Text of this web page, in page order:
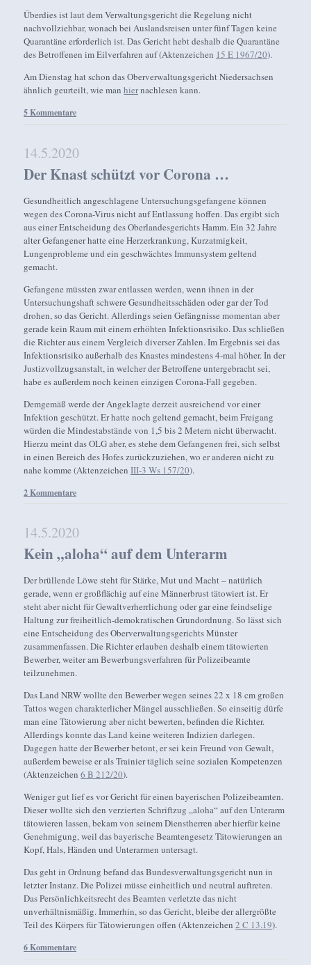
Überdies ist laut dem Verwaltungsgericht die Regelung nicht
nachvollziehbar, wonach bei Auslandsreisen unter fünf Tagen keine
Quarantäne erforderlich ist. Das Gericht hebt deshalb die Quarantäne
des Betroffenen im Eilverfahren auf (Aktenzeichen 15 E 1967/20).
Am Dienstag hat schon das Oberverwaltungsgericht Niedersachsen
ähnlich geurteilt, wie manhiernachlesen kann.
5 Kommentare
14.5.2020
Der Knast schützt vor Corona …
Gesundheitlich angeschlagene Untersuchungsgefangene können
wegen des Corona-Virus nicht auf Entlassung hoffen. Das ergibt sich
aus einer Entscheidung des Oberlandesgerichts Hamm. Ein 32 Jahre
alter Gefangener hatte eine Herzerkrankung, Kurzatmigkeit,
Lungenprobleme und ein geschwächtes Immunsystem geltend
gemacht.
Gefangene müssten zwar entlassen werden, wenn ihnen in der
Untersuchungshaft schwere Gesundheitsschäden oder gar der Tod
drohen, so das Gericht. Allerdings seien Gefängnisse momentan aber
gerade kein Raum mit einem erhöhten Infektionsrisiko. Das schließen
die Richter aus einem Vergleich diverser Zahlen. Im Ergebnis sei das
Infektionsrisiko außerhalb des Knastes mindestens 4-mal höher. In der
Justizvollzugsanstalt, in welcher der Betroffene untergebracht sei,
habe es außerdem noch keinen einzigen Corona-Fall gegeben.
Demgemäß werde der Angeklagte derzeit ausreichend vor einer
Infektion geschützt. Er hatte noch geltend gemacht, beim Freigang
würden die Mindestabstände von 1,5 bis 2 Metern nicht überwacht.
Hierzu meint das OLG aber, es stehe dem Gefangenen frei, sich selbst
in einen Bereich des Hofes zurückzuziehen, wo er anderen nicht zu
nahe komme (AktenzeichenIII-3 Ws 157/20).
2 Kommentare
14.5.2020
Kein „aloha“ auf dem Unterarm
Der brüllende Löwe steht für Stärke, Mut und Macht – natürlich
gerade, wenn er großflächig auf eine Männerbrust tätowiert ist. Er
steht aber nicht für Gewaltverherrlichung oder gar eine feindselige
Haltung zur freiheitlich-demokratischen Grundordnung. So lässt sich
eine Entscheidung des Oberverwaltungsgerichts Münster
zusammenfassen. Die Richter erlauben deshalb einem tätowierten
Bewerber, weiter am Bewerbungsverfahren für Polizeibeamte
teilzunehmen.
Das Land NRW wollte den Bewerber wegen seines 22 x 18 cm großen
Tattos wegen charakterlicher Mängel ausschließen. So einseitig dürfe
man eine Tätowierung aber nicht bewerten, befinden die Richter.
Allerdings konnte das Land keine weiteren Indizien darlegen.
Dagegen hatte der Bewerber betont, er sei kein Freund von Gewalt,
außerdem beweise er als Trainier täglich seine sozialen Kompetenzen
(Aktenzeichen6 B 212/20).
Weniger gut lief es vor Gericht für einen bayerischen Polizeibeamten.
Dieser wollte sich den verzierten Schriftzug „aloha“ auf den Unterarm
tätowieren lassen, bekam von seinem Dienstherren aber hierfür keine
Genehmigung, weil das bayerische Beamtengesetz Tätowierungen an
Kopf, Hals, Händen und Unterarmen untersagt.
Das geht in Ordnung befand das Bundesverwaltungsgericht nun in
letzter Instanz. Die Polizei müsse einheitlich und neutral auftreten.
Das Persönlichkeitsrecht des Beamten verletzte das nicht
unverhältnismäßig. Immerhin, so das Gericht, bleibe der allergrößte
Teil des Körpers für Tätowierungen offen (Aktenzeichen2 C 13.19).
6 Kommentare